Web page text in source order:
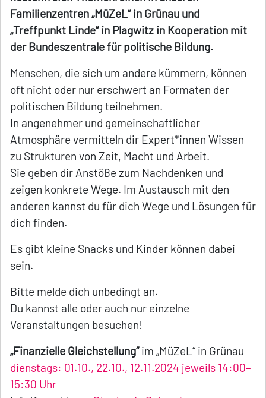
Familienzentren „MüZeL“ in Grünau und
„Treffpunkt Linde“ in Plagwitz in Kooperation mit
der Bundeszentrale für politische Bildung.
Menschen, die sich um andere kümmern, können
oft nicht oder nur erschwert an Formaten der
politischen Bildung teilnehmen.
In angenehmer und gemeinschaftlicher
Atmosphäre vermitteln dir Expert*innen Wissen
zu Strukturen von Zeit, Macht und Arbeit.
Sie geben dir Anstöße zum Nachdenken und
zeigen konkrete Wege. Im Austausch mit den
anderen kannst du für dich Wege und Lösungen für
dich finden.
Es gibt kleine Snacks und Kinder können dabei
sein.
Bitte melde dich unbedingt an.
Du kannst alle oder auch nur einzelne
Veranstaltungen besuchen!
„Finanzielle Gleichstellung“im „MüZeL“ in Grünau
dienstags: 01.10., 22.10., 12.11.2024 jeweils 14:00–
15:30 Uhr